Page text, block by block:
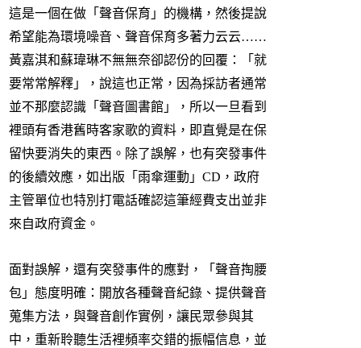
這是一個在做「聲音保育」的機構，然後提說
希望能為環境噪音、聲音保育多著力云云……
黃嘉淇和蘇瑋琳不無無奈卻認份的回覆：「就
要常常解釋」，說這也正常，因為採訪者通常
並不那麼認識「聲音圖書館」，所以一旦看到
裡頭有香港舊時客家歌的資料，即直覺是在保
留快要消失的東西。除了誤解，也有突發事件
的後續效應，如出版「雨傘運動」CD，政府
主管單位也特別打電話確認這筆經費支出並非
來自政府資金。
面對誤解，還有突發事件的應對，「聲音掏腰
包」態度明確：開放各種聲音紀錄、提供聲音
蒐集方法，與聲音創作實例，讓民眾參與其
中，重新聆聽生活裡頻率交錯的振幅信息，並